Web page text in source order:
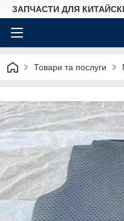
ЗАПЧАСТИ ДЛЯ
Товари та послуги